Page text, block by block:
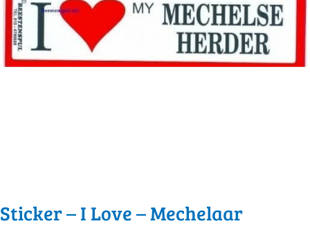
Sticker – I Love – Mechelaar